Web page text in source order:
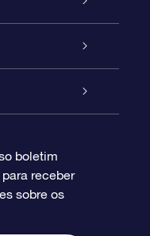
boletim
receber
sobre os